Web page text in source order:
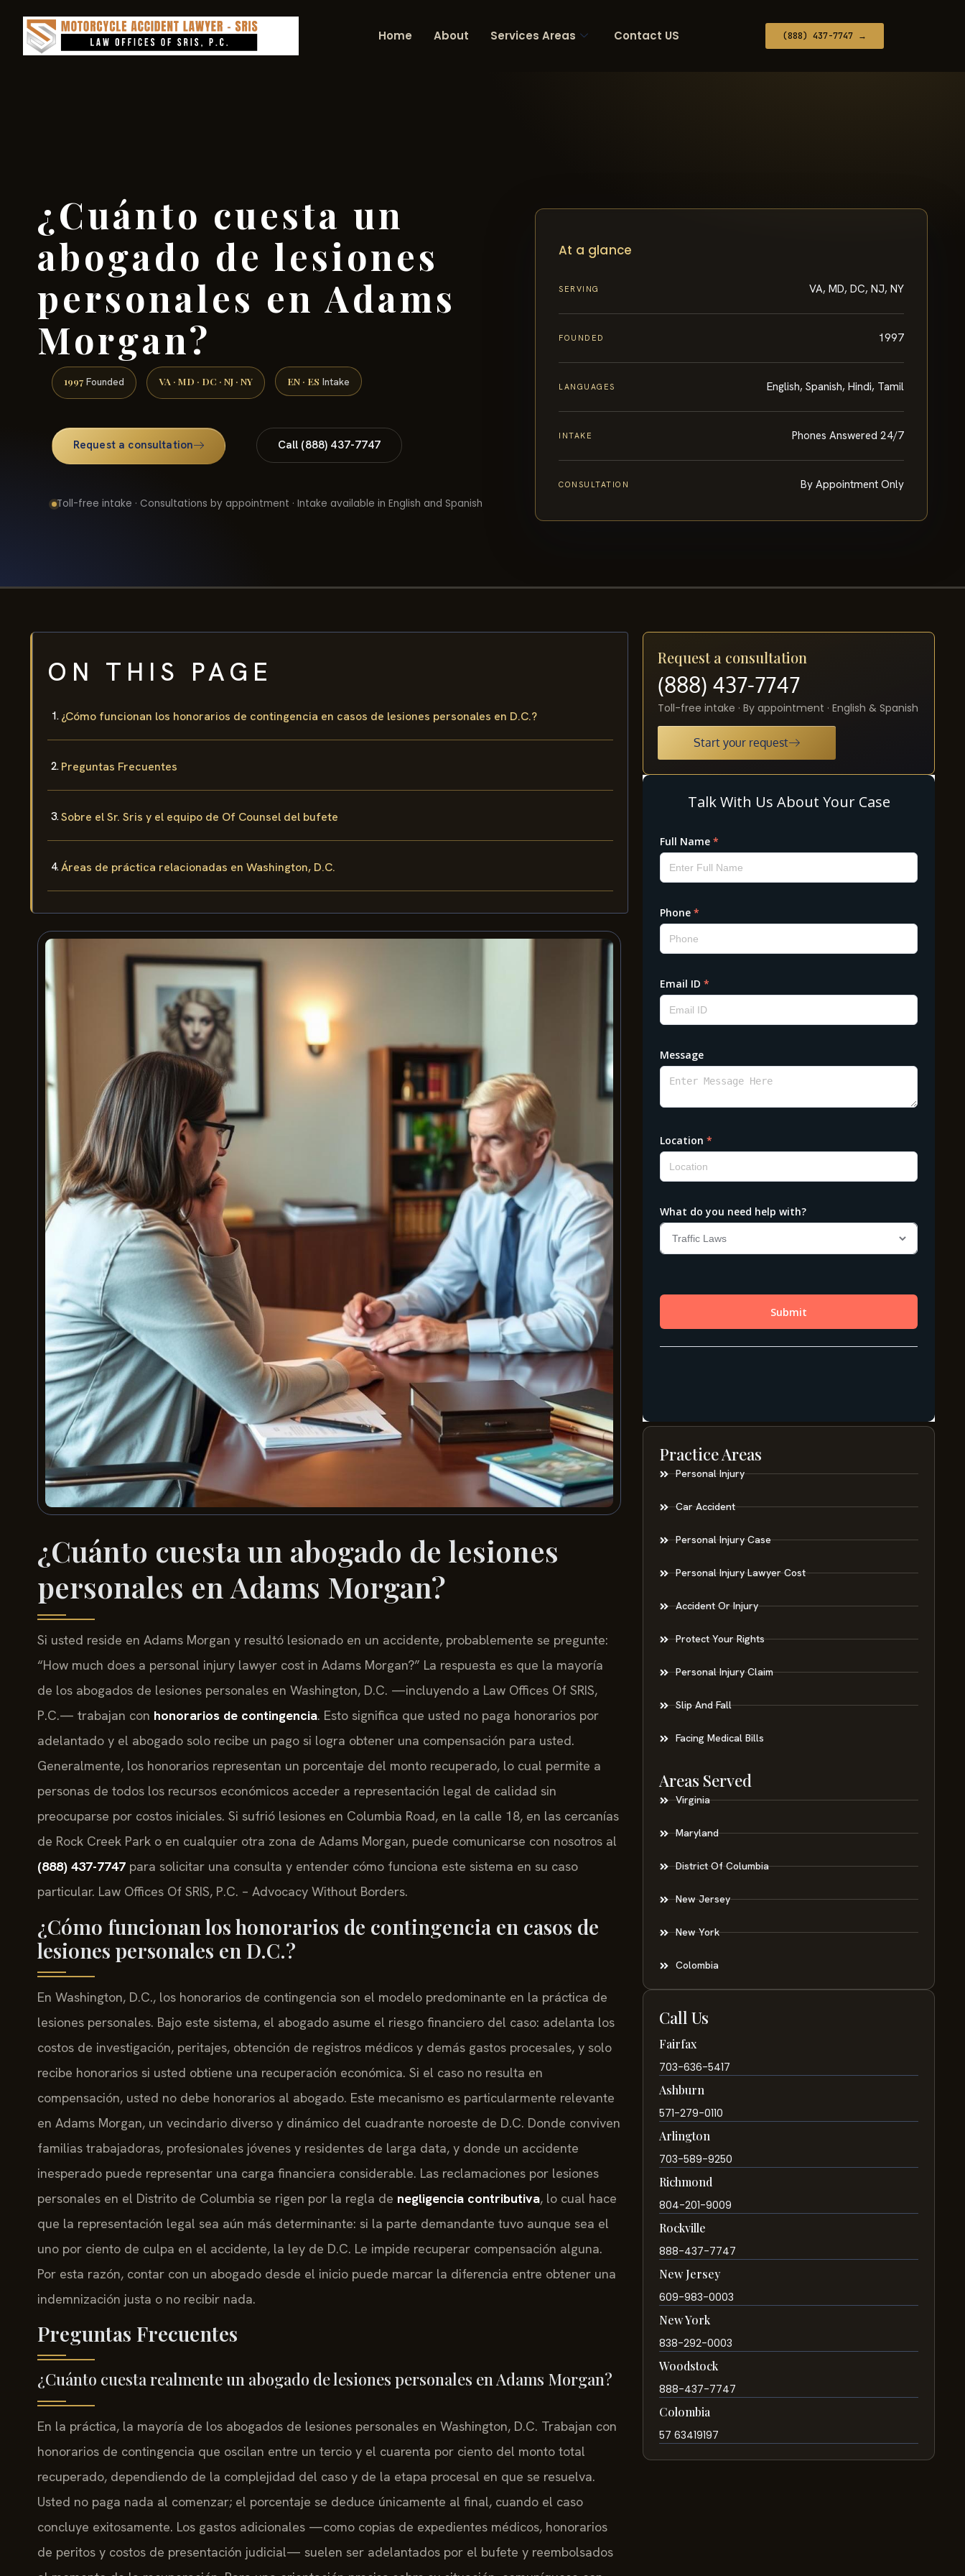
Home About Services Areas Contact US (888) 437-7747 →
¿Cuánto cuesta un
abogado de lesiones
personales en Adams
Morgan?
1997 Founded VA · MD · DC · NJ · NY EN · ES Intake
Request a consultation Call (888) 437-7747
Toll-free intake · Consultations by appointment · Intake available in English and Spanish
At a glance
SERVING VA, MD, DC, NJ, NY
FOUNDED 1997
LANGUAGES English, Spanish, Hindi, Tamil
INTAKE Phones Answered 24/7
CONSULTATION By Appointment Only
ON THIS PAGE
¿Cómo funcionan los honorarios de contingencia en casos de lesiones personales en D.C.?
Preguntas Frecuentes
Sobre el Sr. Sris y el equipo de Of Counsel del bufete
Áreas de práctica relacionadas en Washington, D.C.
¿Cuánto cuesta un abogado de lesiones
personales en Adams Morgan?
Si usted reside en Adams Morgan y resultó lesionado en un accidente, probablemente se pregunte:
“How much does a personal injury lawyer cost in Adams Morgan?” La respuesta es que la mayoría
de los abogados de lesiones personales en Washington, D.C. —incluyendo a Law Offices Of SRIS,
P.C.— trabajan con honorarios de contingencia. Esto significa que usted no paga honorarios por
adelantado y el abogado solo recibe un pago si logra obtener una compensación para usted.
Generalmente, los honorarios representan un porcentaje del monto recuperado, lo cual permite a
personas de todos los recursos económicos acceder a representación legal de calidad sin
preocuparse por costos iniciales. Si sufrió lesiones en Columbia Road, en la calle 18, en las cercanías
de Rock Creek Park o en cualquier otra zona de Adams Morgan, puede comunicarse con nosotros al
(888) 437-7747 para solicitar una consulta y entender cómo funciona este sistema en su caso
particular. Law Offices Of SRIS, P.C. – Advocacy Without Borders.
¿Cómo funcionan los honorarios de contingencia en casos de
lesiones personales en D.C.?
En Washington, D.C., los honorarios de contingencia son el modelo predominante en la práctica de
lesiones personales. Bajo este sistema, el abogado asume el riesgo financiero del caso: adelanta los
costos de investigación, peritajes, obtención de registros médicos y demás gastos procesales, y solo
recibe honorarios si usted obtiene una recuperación económica. Si el caso no resulta en
compensación, usted no debe honorarios al abogado. Este mecanismo es particularmente relevante
en Adams Morgan, un vecindario diverso y dinámico del cuadrante noroeste de D.C. Donde conviven
familias trabajadoras, profesionales jóvenes y residentes de larga data, y donde un accidente
inesperado puede representar una carga financiera considerable. Las reclamaciones por lesiones
personales en el Distrito de Columbia se rigen por la regla de negligencia contributiva, lo cual hace
que la representación legal sea aún más determinante: si la parte demandante tuvo aunque sea el
uno por ciento de culpa en el accidente, la ley de D.C. Le impide recuperar compensación alguna.
Por esta razón, contar con un abogado desde el inicio puede marcar la diferencia entre obtener una
indemnización justa o no recibir nada.
Preguntas Frecuentes
¿Cuánto cuesta realmente un abogado de lesiones personales en Adams Morgan?
En la práctica, la mayoría de los abogados de lesiones personales en Washington, D.C. Trabajan con
honorarios de contingencia que oscilan entre un tercio y el cuarenta por ciento del monto total
recuperado, dependiendo de la complejidad del caso y de la etapa procesal en que se resuelva.
Usted no paga nada al comenzar; el porcentaje se deduce únicamente al final, cuando el caso
concluye exitosamente. Los gastos adicionales —como copias de expedientes médicos, honorarios
de peritos y costos de presentación judicial— suelen ser adelantados por el bufete y reembolsados
Request a consultation
(888) 437-7747
Toll-free intake · By appointment · English & Spanish
Start your request
Practice Areas
Personal Injury
Car Accident
Personal Injury Case
Personal Injury Lawyer Cost
Accident Or Injury
Protect Your Rights
Personal Injury Claim
Slip And Fall
Facing Medical Bills
Areas Served
Virginia
Maryland
District Of Columbia
New Jersey
New York
Colombia
Call Us
Fairfax
703-636-5417
Ashburn
571-279-0110
Arlington
703-589-9250
Richmond
804-201-9009
Rockville
888-437-7747
New Jersey
609-983-0003
New York
838-292-0003
Woodstock
888-437-7747
Colombia
57 63419197